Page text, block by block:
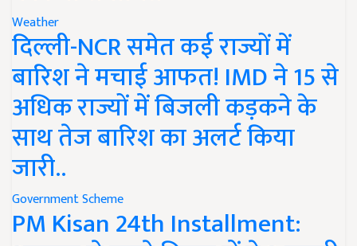
Weather
दिल्ली-NCR समेत कई राज्यों में
बारिश ने मचाई आफत! IMD ने 15 से
अधिक राज्यों में बिजली कड़कने के
साथ तेज बारिश का अलर्ट किया
जारी..
Government Scheme
PM Kisan 24th Installment: